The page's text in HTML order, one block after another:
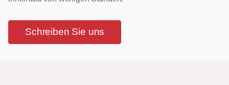
Schreiben Sie uns